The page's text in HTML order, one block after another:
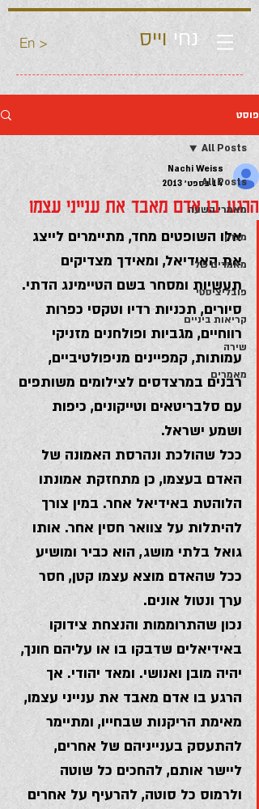
En > נחי וייס
פוסט
All Posts
מאמרי השעה
מגזין
מאמרים שלי
פובליציסטי
קריאות ביניים
שירה
מאמרים
All Posts
הרגע בו אדם מאבד את ענייני עצמו
Nachi Weiss
14 בספט׳ 2013
אלו השופטים מחד, מתיימרים לייצג
את האידיאל, ומאידך מצדיקים
תעשיות ומסחר בשם הטיימינג הדתי.
סיורים, תכניות רדיו וטקסי כפרות
רווחיים, מגביות ופולחנים מזניקי
עמותות, קמפיינים מניפולטיביים,
רבנים במרצדסים לצילומים משותפים
עם סלבריטאים וטייקונים, כיפות
ושמע ישראל.
ככל שהולכת ונהרסת האמונה של
האדם בעצמו, כן מתחזקת אמונתו
הלוהטת באידיאל אחר. במין צורך
להיתלות על צוואר חסין אחר. אותו
גואל בלתי מושג, הוא כביר ומושיע
ככל שהאדם מוצא עצמו קטן, חסר
ערך ונטול אונים.
נכון שהתרוממות והנצחת צידוקו
באידיאלים שדבקו בו או עליהם חונך,
יהיה מובן ואנושי. ומאד יהודי. אך
הרגע בו אדם מאבד את ענייני עצמו,
מאימת הריקנות שבחייו, ומתיימר
להתעסק בענייניהם של אחרים,
ליישר אותם, להחכים כל שוטה
ולרמוס כל סוטה, להרעיף על אחרים